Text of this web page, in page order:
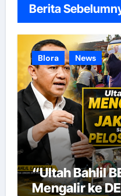
Berita
Blora News
“Ultah Bahlil
Mengalir ke